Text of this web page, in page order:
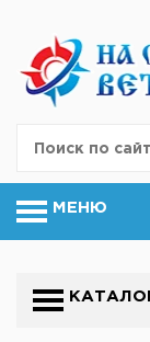
МЕНЮ